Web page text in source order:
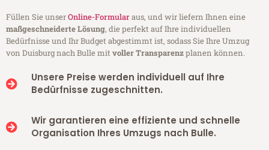
Füllen Sie unserOnline-Formularaus, und wir liefern Ihnen eine
maßgeschneiderte Lösung, die perfekt auf Ihre individuellen
Bedürfnisse und Ihr Budget abgestimmt ist, sodass Sie Ihre Umzug
von Duisburg nach Bulle mitvoller Transparenzplanen können.
Unsere Preise werden individuell auf Ihre
Bedürfnisse zugeschnitten.
Wir garantieren eine effiziente und schnelle
Organisation Ihres Umzugs nach Bulle.